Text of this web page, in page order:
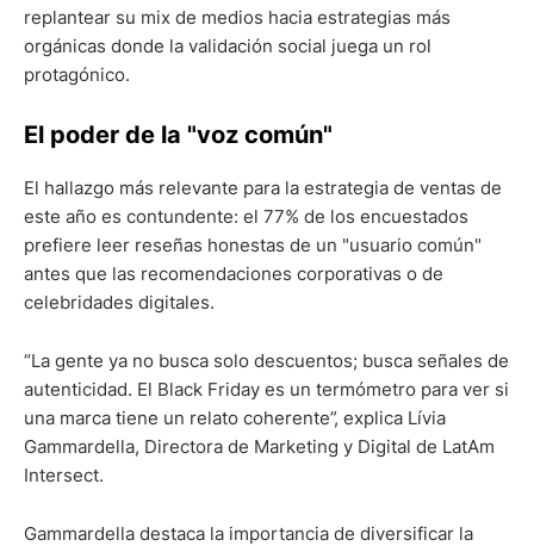
replantear su mix de medios hacia estrategias más
orgánicas donde la validación social juega un rol
protagónico.
El poder de la "voz común"
El hallazgo más relevante para la estrategia de ventas de
este año es contundente: el 77% de los encuestados
prefiere leer reseñas honestas de un "usuario común"
antes que las recomendaciones corporativas o de
celebridades digitales.
“La gente ya no busca solo descuentos; busca señales de
autenticidad. El Black Friday es un termómetro para ver si
una marca tiene un relato coherente”, explica Lívia
Gammardella, Directora de Marketing y Digital de LatAm
Intersect.
Gammardella destaca la importancia de diversificar la